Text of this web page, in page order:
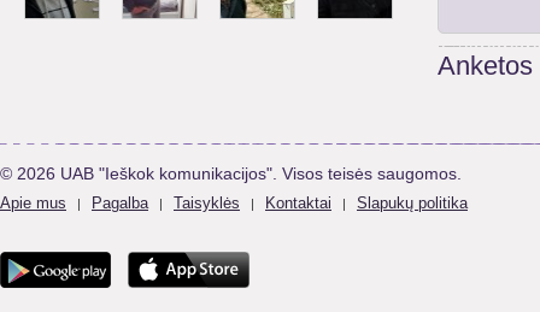
Anketos
© 2026 UAB "Ieškok komunikacijos". Visos teisės saugomos.
Apie mus | Pagalba | Taisyklės | Kontaktai | Slapukų politika